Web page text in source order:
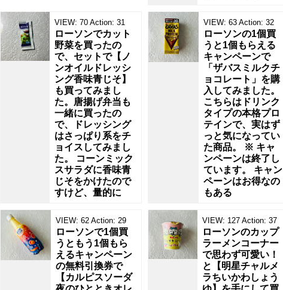
の
む
イ
ラ
VIEW: 70 Action: 31
ローソンでカット
野菜を買ったの
で、セットで【ノ
ンオイルドレッシ
ング香味青じそ】
も買ってみまし
た。唐揚げ弁当も
一緒に買ったの
で、ドレッシング
はさっぱり系をチ
ョイスしてみまし
た。 コーンミック
スサラダに香味青
じそをかけたので
すけど、量的に
VIEW: 63 Action: 32
ローソンの1個買
うと1個もらえる
キャンペーンで
「ザバスミルクチ
ョコレート」を購
入してみました。
こちらはドリンク
タイプの本格プロ
テインで、実はず
っと気になってい
た商品。 ※ キャ
ンペーンは終了し
ています。 キャン
ペーンはお得なの
もある
VIEW: 62 Action: 29
ローソンで1個買
うともう1個もら
えるキャンペーン
の無料引換券で
【カルピスソーダ
VIEW: 127 Action: 37
ローソンのカップ
ラーメンコーナー
で思わず可愛い！
と【明星チャルメ
ラちいかわしょう